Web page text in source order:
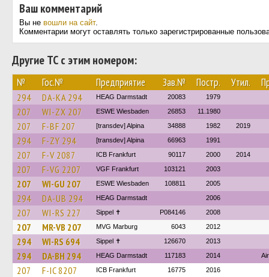
Ваш комментарий
Вы не вошли на сайт.
Комментарии могут оставлять только зарегистрированные
Другие ТС с этим номером:
№ Гос.№ Предприятие Зав.№ Постр. Утил.
294 DA-KA 294 HEAG Darmstadt 20083 1979
207 WI-ZX 207 ESWE Wiesbaden 26853 11.1980
207 F-BF 207 [transdev] Alpina 34888 1982 2019
294 F-ZY 294 [transdev] Alpina 66963 1991
207 F-V 2087 ICB Frankfurt 90117 2000 2014
207 F-VG 2207 VGF Frankfurt 103121 2003
207 WI-GU 207 ESWE Wiesbaden 108811 2005
294 DA-UB 294 HEAG Darmstadt 2006
207 WI-RS 227 Sippel ✝︎ P084146 2008
207 MR-VB 207 MVG Marburg 6043 2012
294 WI-RS 694 Sippel ✝︎ 126670 2013
294 DA-BH 294 HEAG Darmstadt 117183 2014
207 F-IC 8207 ICB Frankfurt 16775 2016